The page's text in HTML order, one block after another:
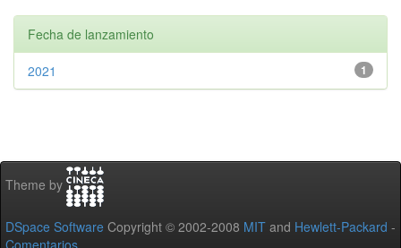
Fecha de lanzamiento
1
2021
Theme by
DSpace Software Copyright © 2002-2008 MIT and Hewlett-Packard -
Comentarios